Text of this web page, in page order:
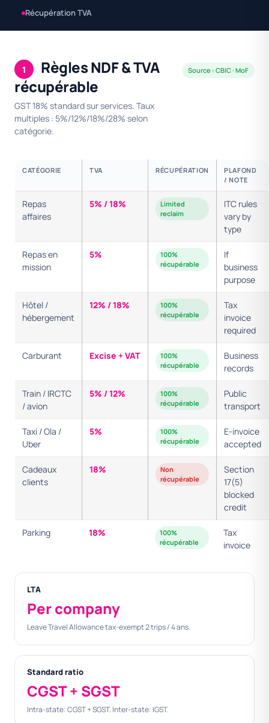
Récupération TVA
1
Règles NDF & TVA
récupérable
GST 18% standard sur services. Taux
multiples : 5%/12%/18%/28% selon
catégorie.
Source : CBIC · MoF
CATÉGORIE TVA RÉCUPÉRATION
PLAFOND
/ NOTE
Repas
affaires
5% / 18%
Limited
reclaim
ITC rules
vary by
type
Repas en
mission
5%
100%
récupérable
If
business
purpose
Hôtel /
hébergement
12% / 18%
100%
récupérable
Tax
invoice
required
Carburant Excise + VAT
100%
récupérable
Business
records
Train / IRCTC
/ avion
5% / 12%
100%
récupérable
Public
transport
Taxi / Ola /
Uber
5%
100%
récupérable
E-invoice
accepted
Cadeaux
clients
18%
Non
récupérable
Section
17(5)
blocked
credit
Parking 18%
100%
récupérable
Tax
invoice
LTA
Per company
Leave Travel Allowance tax-exempt 2 trips / 4 ans.
Standard ratio
CGST + SGST
Intra-state: CGST + SGST. Inter-state: IGST.